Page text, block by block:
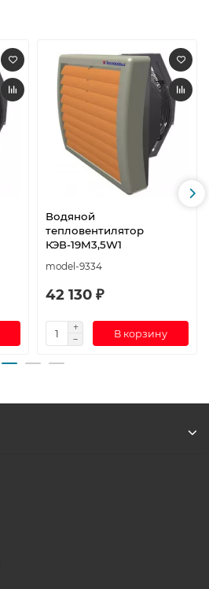
Водяной
тепловентилятор
КЭВ-19M3,5W1
model-9334
42 130 ₽
В корзину